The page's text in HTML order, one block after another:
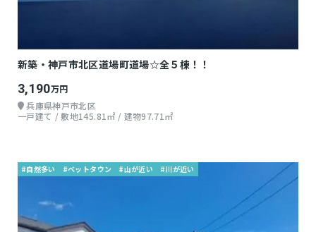
新築・神戸市北区道場町道場☆全５棟！！
3,190万円
兵庫県神戸市北区
一戸建て / 敷地145.81㎡ / 建物97.71㎡
#自然多い #ベットタウン #山が近い #川が近い